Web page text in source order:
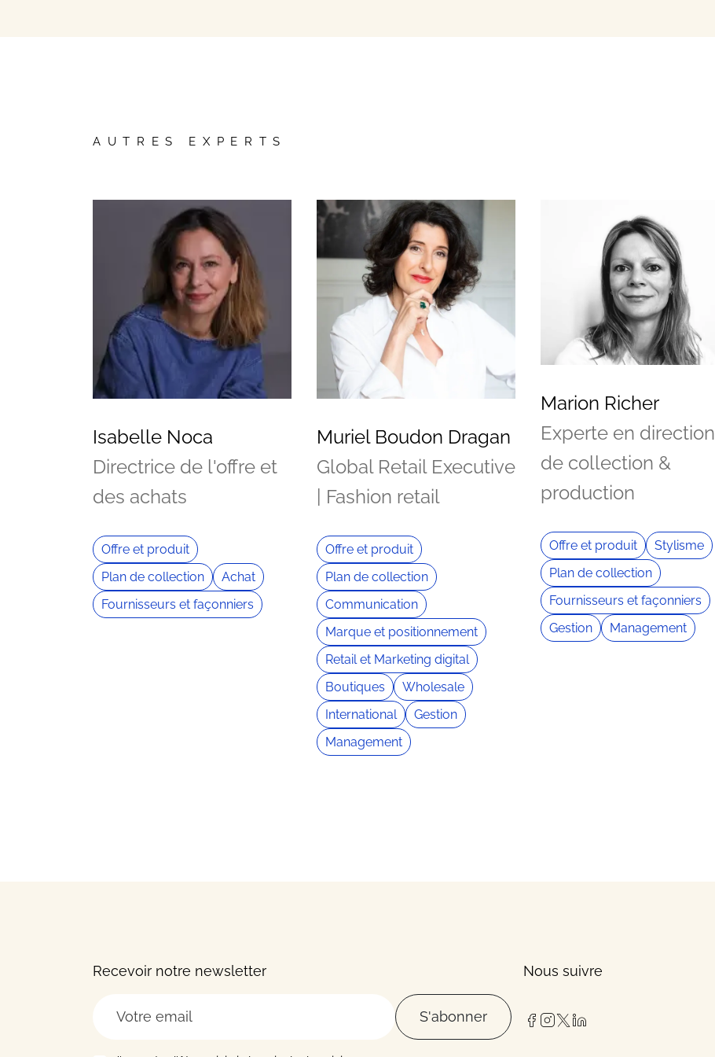
AUTRES EXPERTS
Isabelle Noca
Directrice de l'offre et
des achats
Offre et produit
Plan de collection
Achat
Fournisseurs et façonniers
Muriel Boudon Dragan
Global Retail Executive
| Fashion retail
Offre et produit
Plan de collection
Communication
Marque et positionnement
Retail et Marketing digital
Boutiques
Wholesale
International
Gestion
Management
Marion Richer
Experte en direction
de collection &
production
Offre et produit
Stylisme
Plan de collection
Fournisseurs et façonniers
Gestion
Management
Recevoir notre newsletter
S'abonner
Nous suivre